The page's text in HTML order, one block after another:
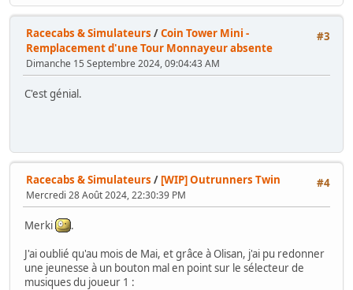
#3
Racecabs & Simulateurs /Coin Tower Mini -
Remplacement d'une Tour Monnayeur absente
Dimanche 15 Septembre 2024, 09:04:43 AM
C'est génial.
#4
Racecabs & Simulateurs / [WIP] Outrunners Twin
Mercredi 28 Août 2024, 22:30:39 PM
Merki
.
J'ai oublié qu'au mois de Mai, et grâce à Olisan, j'ai pu redonner
une jeunesse à un bouton mal en point sur le sélecteur de
musiques du joueur 1 :